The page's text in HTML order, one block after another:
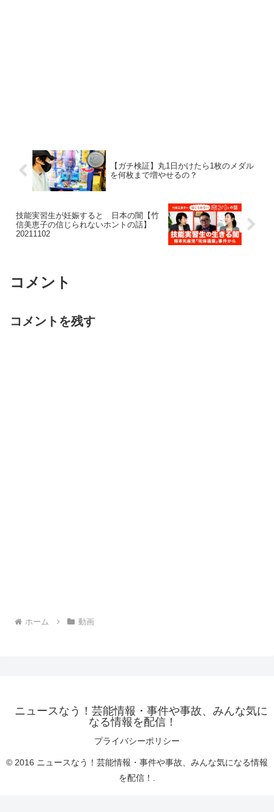
【ガチ検証】丸1日かけたら1枚のメダル
を何枚まで増やせるの？
技能実習生が妊娠すると 日本の闇【竹
信美恵子の信じられないホントの話】
20211102
コメント
コメントを残す
ホーム 動画
ニュースなう！芸能情報・事件や事故、みんな気に
なる情報を配信！
プライバシーポリシー
© 2016 ニュースなう！芸能情報・事件や事故、みんな気になる情報
を配信！.